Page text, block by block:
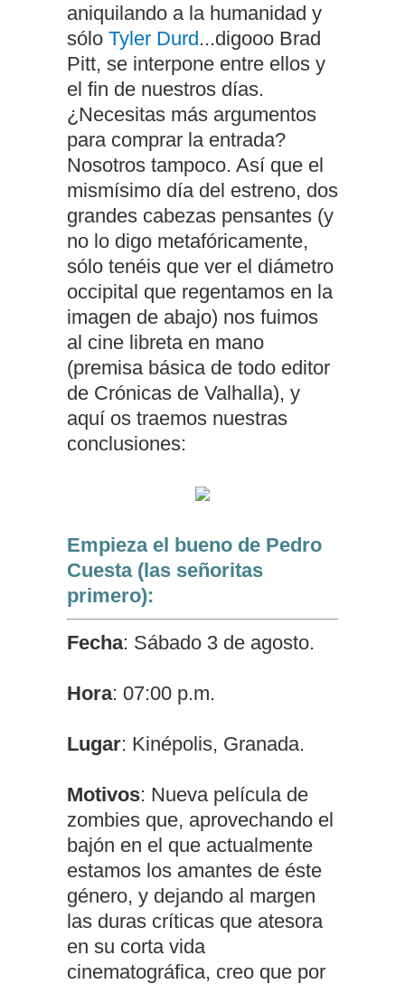
aniquilando a la humanidad y
sólo Tyler Durd...digooo Brad
Pitt, se interpone entre ellos y
el fin de nuestros días.
¿Necesitas más argumentos
para comprar la entrada?
Nosotros tampoco. Así que el
mismísimo día del estreno, dos
grandes cabezas pensantes (y
no lo digo metafóricamente,
sólo tenéis que ver el diámetro
occipital que regentamos en la
imagen de abajo) nos fuimos
al cine libreta en mano
(premisa básica de todo editor
de Crónicas de Valhalla), y
aquí os traemos nuestras
conclusiones:
Empieza el bueno de Pedro
Cuesta (las señoritas
primero):
Fecha: Sábado 3 de agosto.
Hora: 07:00 p.m.
Lugar: Kinépolis, Granada.
Motivos: Nueva película de
zombies que, aprovechando el
bajón en el que actualmente
estamos los amantes de éste
género, y dejando al margen
las duras críticas que atesora
en su corta vida
cinematográfica, creo que por